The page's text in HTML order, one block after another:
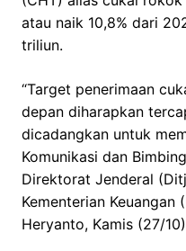
atau naik 10,8% dari
triliun.
“Target penerimaan
depan diharapkan
dicadangkan untuk
Komunikasi dan
Direktorat Jenderal
Kementerian Keuangan
Heryanto, Kamis (27/